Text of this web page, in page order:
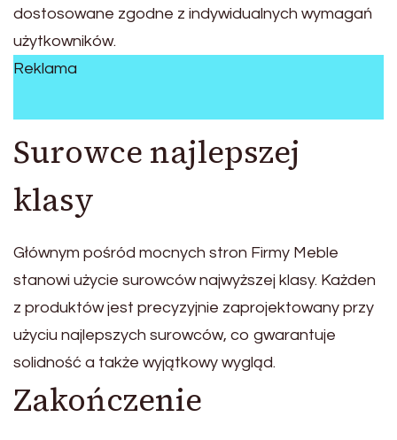
dostosowane zgodne z indywidualnych wymagań
użytkowników.
Reklama
Surowce najlepszej
klasy
Głównym pośród mocnych stron Firmy Meble
stanowi użycie surowców najwyższej klasy. Każden
z produktów jest precyzyjnie zaprojektowany przy
użyciu najlepszych surowców, co gwarantuje
solidność a także wyjątkowy wygląd.
Zakończenie